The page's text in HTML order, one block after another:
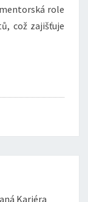
role
což zajišťuje
Kariéra